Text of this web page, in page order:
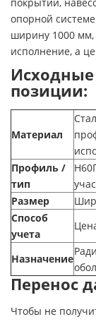
опорной
ширину 1000
исполнение, а
позиции:
Материал
Профиль /
тип
Размер
Способ
учета
Назначение
Перенос
Чтобы не